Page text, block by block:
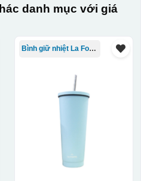
đang chờ khô để cắt dán
miếng logo ra, sau đó thấp
sứ để tem decal dính tạm lên
căn chỉnh bằng mắt thường
hợp, sau đó dùng miếng nhựa
danh mục với giá
Bình giữ nhiệt La Fonte